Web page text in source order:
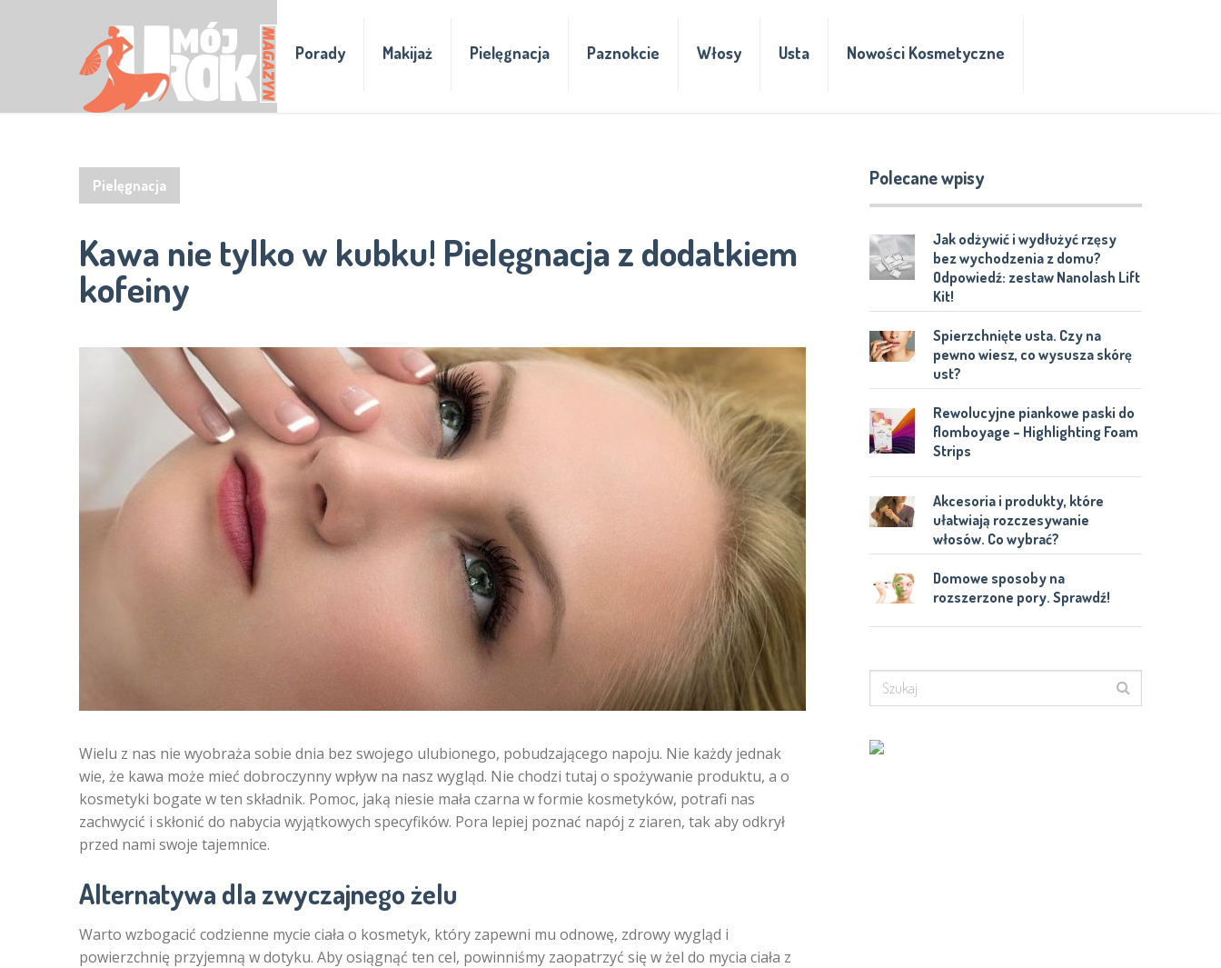
Porady Makijaż Pielęgnacja Paznokcie Włosy Usta Nowości Kosmetyczne
Pielęgnacja
Kawa nie tylko w kubku! Pielęgnacja z dodatkiem
kofeiny
Wielu z nas nie wyobraża sobie dnia bez swojego ulubionego, pobudzającego napoju. Nie każdy jednak
wie, że kawa może mieć dobroczynny wpływ na nasz wygląd. Nie chodzi tutaj o spożywanie produktu, a o
kosmetyki bogate w ten składnik. Pomoc, jaką niesie mała czarna w formie kosmetyków, potrafi nas
zachwycić i skłonić do nabycia wyjątkowych specyfików. Pora lepiej poznać napój z ziaren, tak aby odkrył
przed nami swoje tajemnice.
Alternatywa dla zwyczajnego żelu
Warto wzbogacić codzienne mycie ciała o kosmetyk, który zapewni mu odnowę, zdrowy wygląd i
powierzchnię przyjemną w dotyku. Aby osiągnąć ten cel, powinniśmy zaopatrzyć się w żel do mycia ciała z
Polecane wpisy
Jak odżywić i wydłużyć rzęsy
bez wychodzenia z domu?
Odpowiedź: zestaw Nanolash Lift
Kit!
Spierzchnięte usta. Czy na
pewno wiesz, co wysusza skórę
ust?
Rewolucyjne piankowe paski do
flomboyage – Highlighting Foam
Strips
Akcesoria i produkty, które
ułatwiają rozczesywanie
włosów. Co wybrać?
Domowe sposoby na
rozszerzone pory. Sprawdź!